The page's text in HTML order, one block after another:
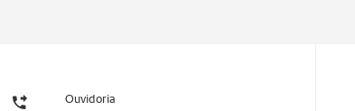
Ouvidoria